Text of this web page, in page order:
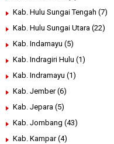
Kab. Hulu Sungai Tengah (7)
Kab. Hulu Sungai Utara (22)
Kab. Indamayu (5)
Kab. Indragiri Hulu (1)
Kab. Indramayu (1)
Kab. Jember (6)
Kab. Jepara (5)
Kab. Jombang (43)
Kab. Kampar (4)